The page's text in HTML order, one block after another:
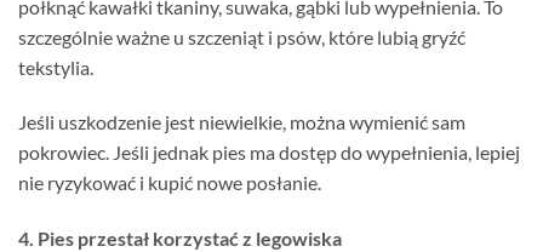
połknąć kawałki tkaniny, suwaka, gąbki lub wypełnienia. To
szczególnie ważne u szczeniąt i psów, które lubią gryźć
tekstylia.
Jeśli uszkodzenie jest niewielkie, można wymienić sam
pokrowiec. Jeśli jednak pies ma dostęp do wypełnienia, lepiej
nie ryzykować i kupić nowe posłanie.
4. Pies przestał korzystać z legowiska